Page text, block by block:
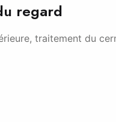
regard
traitement du